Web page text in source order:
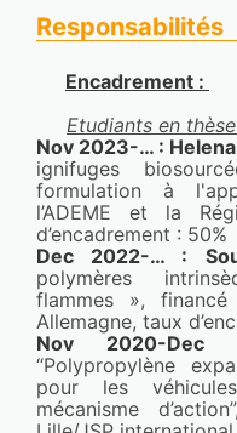
⟨10.1016/
Malo
Bellayer,Stephanie
Lien : https://
Design of
epoxy/
aerospace
INTERNATIONAL
NürnbergMesse
Brazil
Adrien
Responsabilités
Encadrement :
Etudiants en
Nov 2023-… :
ignifuges
formulation à
l’ADEME et la
d’encadrement : 50%
Dec 2022-… :
polymères
flammes »,
Allemagne, taux
Nov 2020-
“Polypropylène
pour les
mécanisme